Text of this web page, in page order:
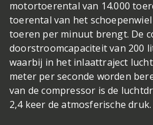
motortoerental van 14.000
toerental van het
toeren per minuut brengt. De
doorstroomcapaciteit van 200
waarbij in het inlaattraject
meter per seconde worden
van de compressor is de
2,4 keer de atmosferische druk.